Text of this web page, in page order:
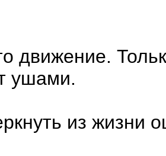
движение.
ушами.
из жизни